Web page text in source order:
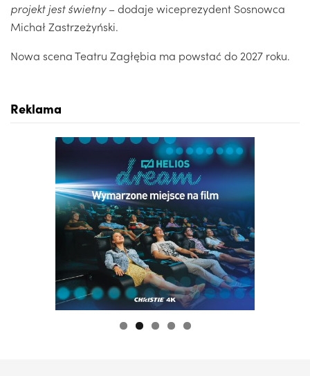
projekt jest świetny– dodaje wiceprezydent Sosnowca
Michał Zastrzeżyński.
Nowa scena Teatru Zagłębia ma powstać do 2027 roku.
Reklama